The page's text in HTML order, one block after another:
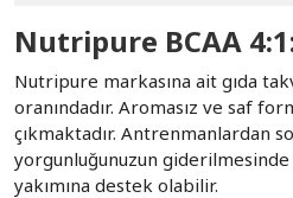
Nutripure BCAA
Nutripure markasına ait gıda
oranındadır. Aromasız ve saf
çıkmaktadır. Antrenmanlardan
yorgunluğunuzun giderilmesinde
yakımına destek olabilir.